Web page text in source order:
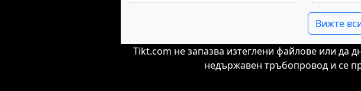
Вижте
Tikt.com не запазва изтеглени файлове или да
недържавен тръбопровод и се